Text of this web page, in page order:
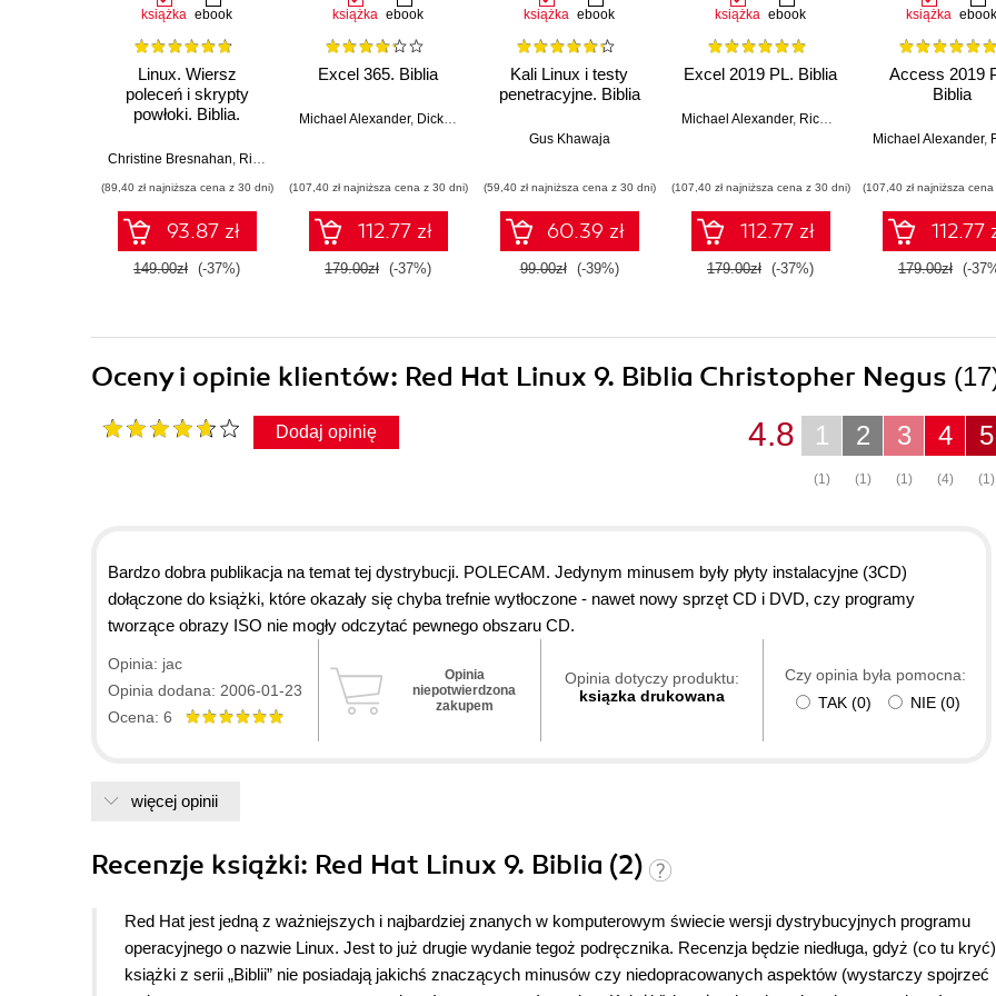
książka ebook
Linux. Wiersz
poleceń i skrypty
powłoki. Biblia.
Christine Bresnahan Richard Blum
(89,40 zł najniższa cena z 30 dni)
93.87 zł
149.00zł (-37%)
książka ebook
Excel 365. Biblia
Michael Alexander, Dick Kusleika
(107,40 zł najniższa cena z 30 dni)
112.77 zł
179.00zł (-37%)
książka ebook
Kali Linux i testy
penetracyjne. Biblia
Gus Khawaja
(59,40 zł najniższa cena z 30 dni)
60.39 zł
99.00zł (-39%)
książka ebook
Excel 2019 PL. Biblia
Michael Alexander, Richard Kusleika
(107,40 zł najniższa cena z 30 dni)
112.77 zł
179.00zł (-37%)
książka ebook
Access 2019
Biblia
Michael Alexander,
(107,40 zł najniższa
112.77
179.00zł (-
Oceny i opinie klientów: Red Hat Linux 9. Biblia Christopher Negus
Dodaj opinię 5
(1)
4
(4)
3
(1)
2
(1)
1
(1)
4.8
Bardzo dobra publikacja na temat tej dystrybucji. POLECAM. Jedynym minusem były płyty instalacyjne (3CD)
dołączone do książki, które okazały się chyba trefnie wytłoczone - nawet nowy sprzęt CD i DVD, czy programy
tworzące obrazy ISO nie mogły odczytać pewnego obszaru CD.
Opinia: jac
Opinia dodana: 2006-01-23
Ocena: 6
Opinia
niepotwierdzona
zakupem
Opinia dotyczy produktu:
ksiązka drukowana
Czy opinia była pomocna:
TAK (0) NIE (0)
więcej opinii
Recenzje książki: Red Hat Linux 9. Biblia (2)
Red Hat jest jedną z ważniejszych i najbardziej znanych w komputerowym świecie wersji dystrybucyjnych programu
operacyjnego o nazwie Linux. Jest to już drugie wydanie tegoż podręcznika. Recenzja będzie niedługa, gdyż (co tu kryć)
książki z serii „Biblii” nie posiadają jakichś znaczących minusów czy niedopracowanych aspektów (wystarczy spojrzeć